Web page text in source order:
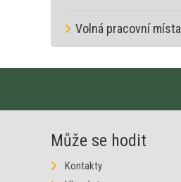
Volná pracovní místa
Může se hodit
Kontakty